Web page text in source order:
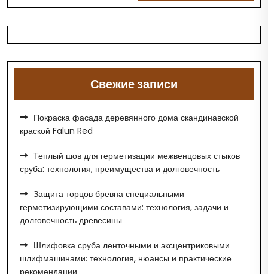
Свежие записи
Покраска фасада деревянного дома скандинавской
краской Falun Red
Теплый шов для герметизации межвенцовых стыков
сруба: технология, преимущества и долговечность
Защита торцов бревна специальными
герметизирующими составами: технология, задачи и
долговечность древесины
Шлифовка сруба ленточными и эксцентриковыми
шлифмашинами: технология, нюансы и практические